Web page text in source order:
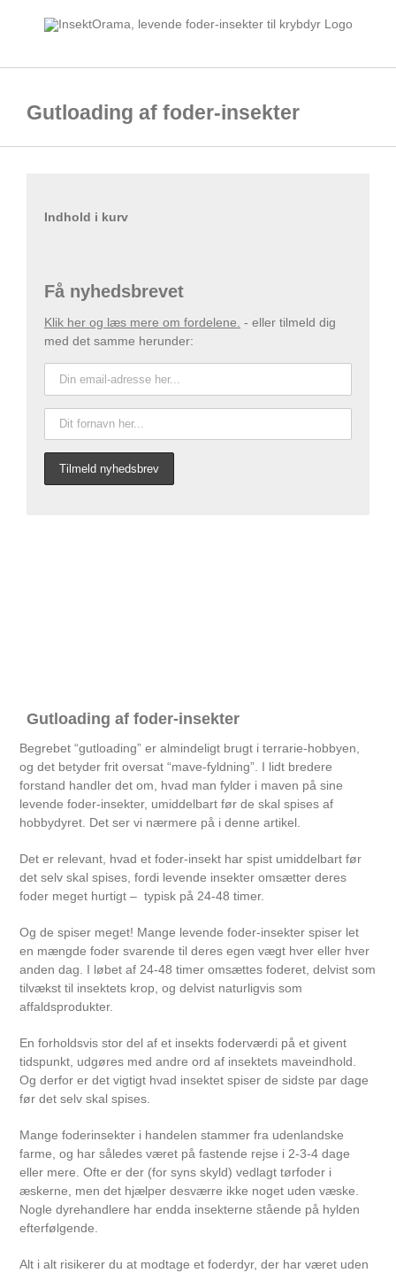
Gutloading af foder-insekter
Gutloading af foder-insekter
Begrebet “gutloading” er almindeligt brugt i terrarie-hobbyen,
og det betyder frit oversat “mave-fyldning”. I lidt bredere
forstand handler det om, hvad man fylder i maven på sine
levende foder-insekter, umiddelbart før de skal spises af
hobbydyret. Det ser vi nærmere på i denne artikel.
Det er relevant, hvad et foder-insekt har spist umiddelbart før
det selv skal spises, fordi levende insekter omsætter deres
foder meget hurtigt – typisk på 24-48 timer.
Og de spiser meget! Mange levende foder-insekter spiser let
en mængde foder svarende til deres egen vægt hver eller hver
anden dag. I løbet af 24-48 timer omsættes foderet, delvist som
tilvækst til insektets krop, og delvist naturligvis som
affaldsprodukter.
En forholdsvis stor del af et insekts foderværdi på et givent
tidspunkt, udgøres med andre ord af insektets maveindhold.
Og derfor er det vigtigt hvad insektet spiser de sidste par dage
før det selv skal spises.
Mange foderinsekter i handelen stammer fra udenlandske
farme, og har således været på fastende rejse i 2-3-4 dage
eller mere. Ofte er der (for syns skyld) vedlagt tørfoder i
æskerne, men det hjælper desværre ikke noget uden væske.
Nogle dyrehandlere har endda insekterne stående på hylden
efterfølgende.
Alt i alt risikerer du at modtage et foderdyr, der har været uden
Indhold i kurv
Få nyhedsbrevet
Klik her og læs mere om fordelene. - eller tilmeld dig
med det samme herunder: